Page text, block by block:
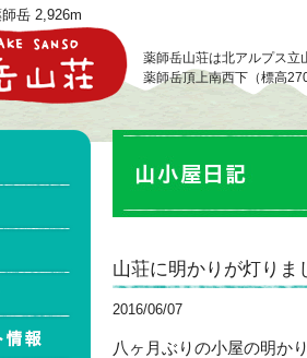
岳 2,926m
薬師岳山荘は北アルプス立
薬師岳頂上南西下（標高
山荘に明かりが灯りま
2016/06/07
八ヶ月ぶりの小屋の明か